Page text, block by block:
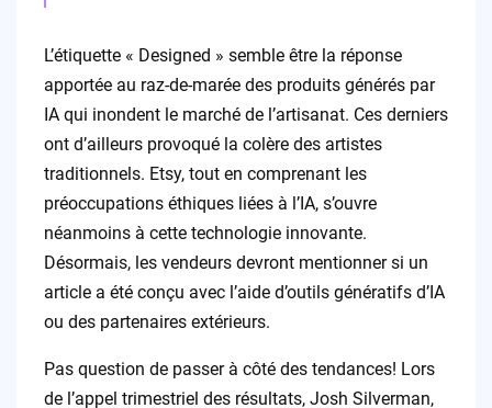
L’étiquette « Designed » semble être la réponse
apportée au raz-de-marée des produits générés par
IA qui inondent le marché de l’artisanat. Ces derniers
ont d’ailleurs provoqué la colère des artistes
traditionnels. Etsy, tout en comprenant les
préoccupations éthiques liées à l’IA, s’ouvre
néanmoins à cette technologie innovante.
Désormais, les vendeurs devront mentionner si un
article a été conçu avec l’aide d’outils génératifs d’IA
ou des partenaires extérieurs.
Pas question de passer à côté des tendances! Lors
de l’appel trimestriel des résultats, Josh Silverman,